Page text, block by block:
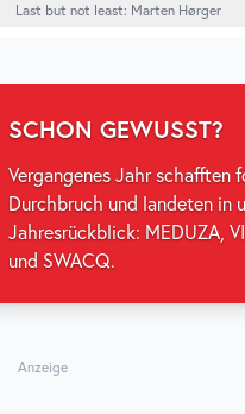
Last but not least: Marten Hørger
SCHON GEWUSST?
Vergangenes Jahr schafften
Durchbruch und landeten in
Jahresrückblick: MEDUZA,
und SWACQ.
Anzeige